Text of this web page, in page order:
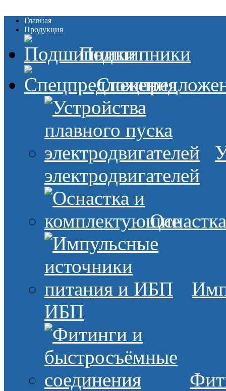
Главная
Продукция
Подшипники
электродвигателей
ИБП